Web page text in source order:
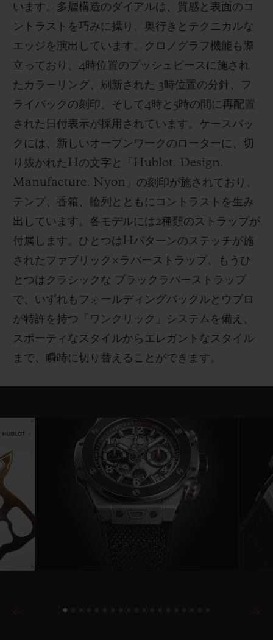
います。多層構造のダイアルは、質感と表面のコ
ントラストを巧みに操り、奥行きとテクニカルな
エッジを演出しています。クロノグラフ機能も際
立っており、4時位置のプッシュピースに施され
たカラーリング、刷新された 3時位置の分針、フ
ライバックの刻印、そして4時と5時の間に再配置
された日付表示が採用されています。ケースバッ
クには、新しいオープンワークのローターに、切
り抜かれたHの文字と「Hublot. Design.
Manufacture. Nyon」の刻印が施されており、
テンプ、香箱、輪列とともにコントラストを生み
出しています。各モデルには2種類のストラップが
付属します。ひとつはHパターンのステッチが施
されたファブリック×ラバーストラップ、もうひ
とつはクラシックな ブラックラバーストラップ
で、いずれもフォールディングバックルとウブロ
が特許を持つ「ワンクリック」システムを備え、
スポーティなスタイルからエレガントなスタイル
まで、瞬時に切り替えることができます。